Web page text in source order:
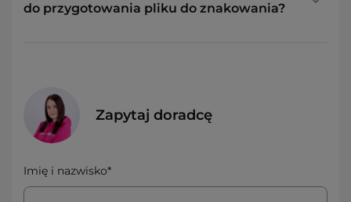
do przygotowania pliku do znakowania?
Zapytaj doradcę
Imię i nazwisko*